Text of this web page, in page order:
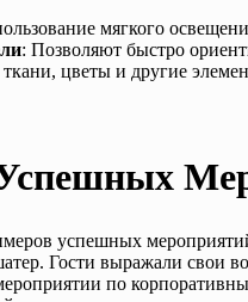
мягкого
: Позволяют быстро
цветы и другие
успешных
Гости выражали свои
по